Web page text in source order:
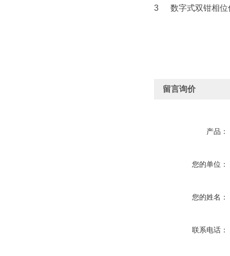
3
数字式双钳相位
留言询价
产品：
您的单位：
您的姓名：
联系电话：